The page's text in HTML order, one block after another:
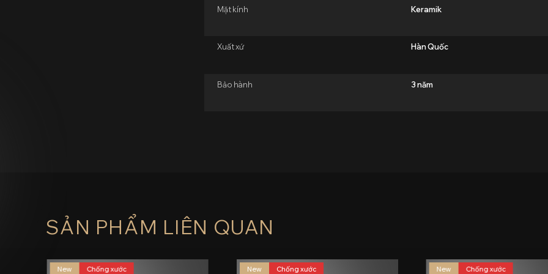
Mặt kính Keramik
Xuất xứ Hàn Quốc
Bảo hành 3 năm
SẢN PHẨM LIÊN QUAN
New Chống xước New Chống xước New Chống xước